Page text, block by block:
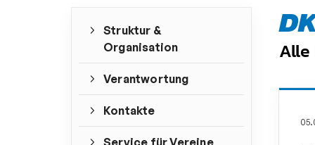
Alle
Struktur &
Organisation
Verantwortung
Kontakte
Service für Vereine